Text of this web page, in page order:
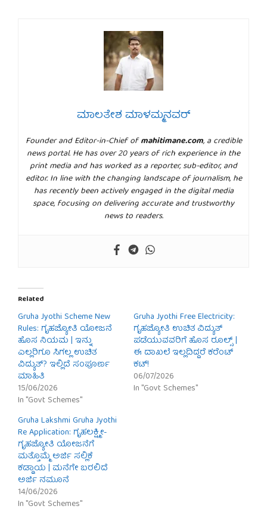
ಮಾಲತೇಶ ಮಾಳಮ್ಮನವರ್
Founder and Editor-in-Chief ofmahitimane.com, a credible
news portal. He has over 20 years of rich experience in the
print media and has worked as a reporter, sub-editor, and
editor. In line with the changing landscape of journalism, he
has recently been actively engaged in the digital media
space, focusing on delivering accurate and trustworthy
news to readers.
Related
Gruha Jyothi Scheme New
Rules: ಗೃಹಜ್ಯೋತಿ ಯೋಜನೆ
ಹೊಸ ನಿಯಮ | ಇನ್ನು
ಎಲ್ಲರಿಗೂ ಸಿಗಲ್ಲ ಉಚಿತ
ವಿದ್ಯುತ್? ಇಲ್ಲಿದೆ ಸಂಪೂರ್ಣ
ಮಾಹಿತಿ
15/06/2026
In "Govt Schemes"
Gruha Jyothi Free Electricity:
ಗೃಹಜ್ಯೋತಿ ಉಚಿತ ವಿದ್ಯುತ್
ಪಡೆಯುವವರಿಗೆ ಹೊಸ ರೂಲ್ಸ್ |
ಈ ದಾಖಲೆ ಇಲ್ಲದಿದ್ದರೆ ಕರೆಂಟ್
ಕಟ್!
06/07/2026
In "Govt Schemes"
Gruha Lakshmi Gruha Jyothi
Re Application: ಗೃಹಲಕ್ಷ್ಮೀ-
ಗೃಹಜ್ಯೋತಿ ಯೋಜನೆಗೆ
ಮತ್ತೊಮ್ಮೆ ಅರ್ಜಿ ಸಲ್ಲಿಕೆ
ಕಡ್ಡಾಯ | ಮನೆಗೇ ಬರಲಿದೆ
ಅರ್ಜಿ ನಮೂನೆ
14/06/2026
In "Govt Schemes"